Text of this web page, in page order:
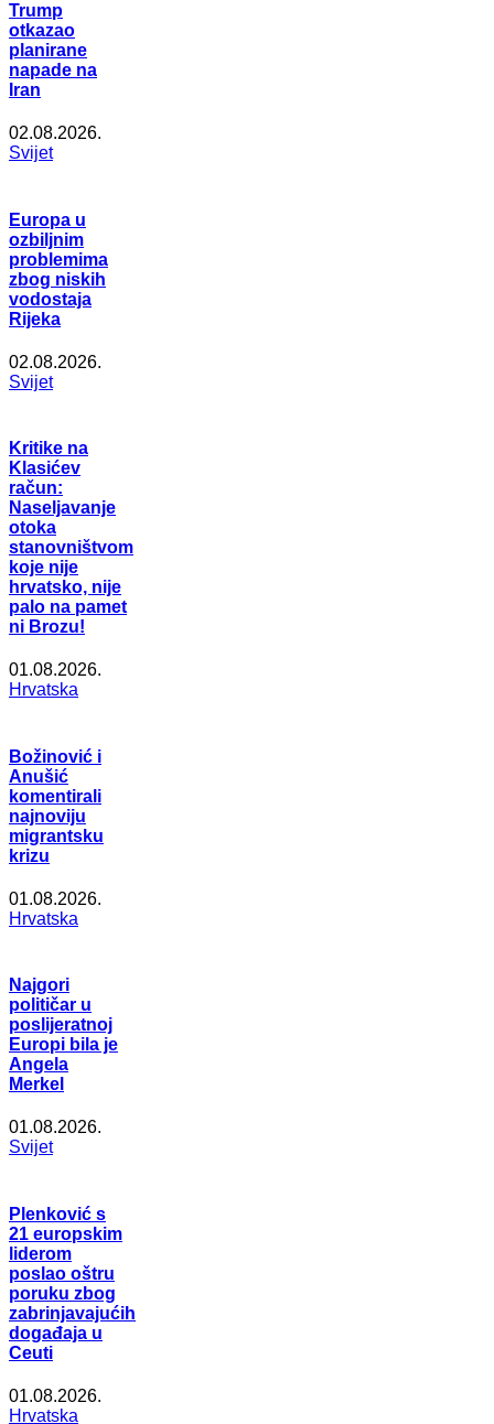
Trump
otkazao
planirane
napade na
Iran
02.08.2026.
Svijet
Europa u
ozbiljnim
problemima
zbog niskih
vodostaja
Rijeka
02.08.2026.
Svijet
Kritike na
Klasićev
račun:
Naseljavanje
otoka
stanovništvom
koje nije
hrvatsko, nije
palo na pamet
ni Brozu!
01.08.2026.
Hrvatska
Božinović i
Anušić
komentirali
najnoviju
migrantsku
krizu
01.08.2026.
Hrvatska
Najgori
političar u
poslijeratnoj
Europi bila je
Angela
Merkel
01.08.2026.
Svijet
Plenković s
21 europskim
liderom
poslao oštru
poruku zbog
zabrinjavajućih
događaja u
Ceuti
01.08.2026.
Hrvatska